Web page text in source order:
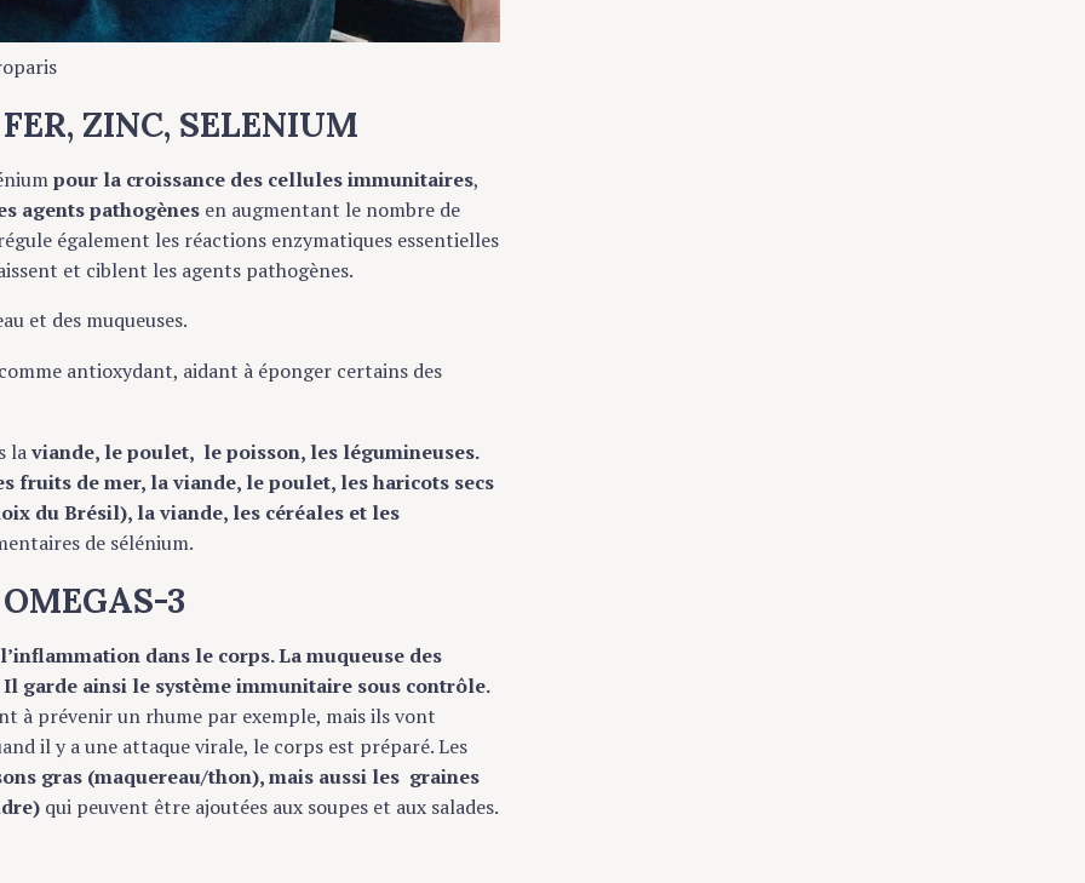
ZINC, SELENIUM
pour la croissance des cellules immunitaires,
agents pathogènes en augmentant le nombre de
également les réactions enzymatiques essentielles
et ciblent les agents pathogènes.
et des muqueuses.
antioxydant, aidant à éponger certains des
laviande, le poulet, le poisson, les légumineuses.
fruits de mer, la viande, le poulet, les haricots secs
du Brésil), la viande, les céréales et les
de sélénium.
3
dans le corps. La muqueuse des
garde ainsi le système immunitaire sous contrôle.
à prévenir un rhume par exemple, mais ils vont
il y a une attaque virale, le corps est préparé. Les
gras (maquereau/thon), mais aussi les graines
qui peuvent être ajoutées aux soupes et aux salades.